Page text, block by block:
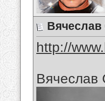
http://
Вячеслав